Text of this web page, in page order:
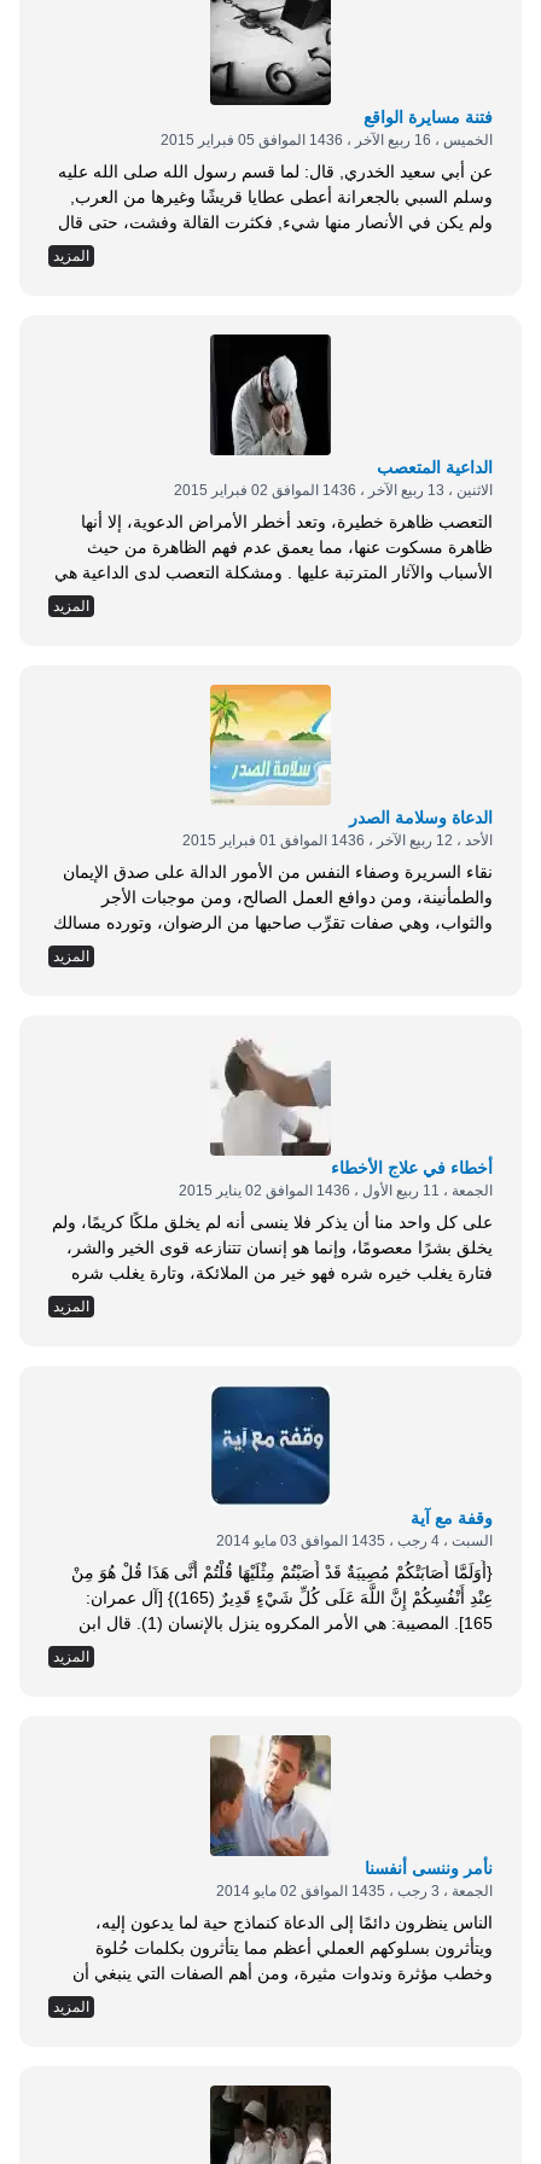
فتنة مسايرة الواقع
الخميس ، 16 ربيع الآخر ، 1436 الموافق 05 فبراير 2015
عن أبي سعيد الخدري, قال: لما قسم رسول الله صلى الله عليه
وسلم السبي بالجعرانة أعطى عطايا قريشًا وغيرها من العرب,
ولم يكن في الأنصار منها شيء, فكثرت القالة وفشت، حتى قال
قائلهم: أما رسول الله فقد لقي قومه, قال: فأرسل إلى سعد بن
عبادة فقال: &laquo; ما مقالة بلغتني عن قومك أكثروا فيها
المزيد
الداعية المتعصب
الاثنين ، 13 ربيع الآخر ، 1436 الموافق 02 فبراير 2015
التعصب ظاهرة خطيرة، وتعد أخطر الأمراض الدعوية، إلا أنها
ظاهرة مسكوت عنها، مما يعمق عدم فهم الظاهرة من حيث
الأسباب والآثار المترتبة عليها . ومشكلة التعصب لدى الداعية هي
مشكلة إطلاق أحكام لا مبرر لها، ولا يفكر بالتراجع عنها، وخصوصًا
الأحكام المتعلقة بالظن والتخمين، والتي لا فائدة من إصدارها إلا
المزيد
الدعاة وسلامة الصدر
الأحد ، 12 ربيع الآخر ، 1436 الموافق 01 فبراير 2015
نقاء السريرة وصفاء النفس من الأمور الدالة على صدق الإيمان
والطمأنينة، ومن دوافع العمل الصالح، ومن موجبات الأجر
والثواب، وهي صفات تقرِّب صاحبها من الرضوان، وتورده مسالك
الطريق إلى الجنان. فأفضل الأعمال سلامة الصدر من أنواع
الشحناء كلها، وأفضلها السلامة من شحناء أهل الأهواء والبدع التي
المزيد
أخطاء في علاج الأخطاء
الجمعة ، 11 ربيع الأول ، 1436 الموافق 02 يناير 2015
على كل واحد منا أن يذكر فلا ينسى أنه لم يخلق ملكًا كريمًا، ولم
يخلق بشرًا معصومًا، وإنما هو إنسان تتنازعه قوى الخير والشر،
فتارة يغلب خيره شره فهو خير من الملائكة، وتارة يغلب شره
خيره فهو شر من البهائم. فالذنوب والمعاصي باب كلنا ولجناه،المزيد
وقفة مع آية
السبت ، 4 رجب ، 1435 الموافق 03 مايو 2014
{أَوَلَمَّا أَصَابَتْكُمْ مُصِيبَةٌ قَدْ أَصَبْتُمْ مِثْلَيْهَا قُلْتُمْ أَنَّى هَذَا قُلْ هُوَ مِنْ
عِنْدِ أَنْفُسِكُمْ إِنَّ اللَّهَ عَلَى كُلِّ شَيْءٍ قَدِيرٌ (165)} [آل عمران:
165]. المصيبة: هي الأمر المكروه ينزل بالإنسان (1). قال ابن
منظور: وأصابته مصيبة فهو مصاب، والصابة والمصيبة: ما أصابك
من الدهر (2). في تفسير الآية: قال ابن كثير: يقول تعالى: { أَوَلَمَّا
المزيد
نأمر وننسى أنفسنا
الجمعة ، 3 رجب ، 1435 الموافق 02 مايو 2014
الناس ينظرون دائمًا إلى الدعاة كنماذج حية لما يدعون إليه،
ويتأثرون بسلوكهم العملي أعظم مما يتأثرون بكلمات حُلوة
وخطب مؤثرة وندوات مثيرة، ومن أهم الصفات التي ينبغي أن
يتصف بها الداعية؛ أن يحرص أن يكون قدوة حسنة، فإن الداعية
إنما يكسب لدعوته بسلوكه أكثر مما يكسبه لها بخطبه ومواعظه.
المزيد